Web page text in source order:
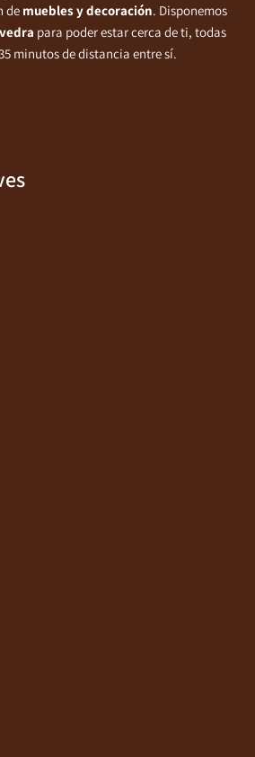
de muebles y decoración. Disponemos
para poder estar cerca de ti, todas
minutos de distancia entre sí.